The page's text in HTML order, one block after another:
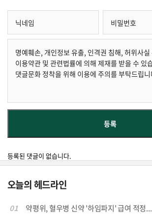
등록된 댓글이 없습니다.
오늘의 헤드라인
01
약평위, 혈우병 신약 '하임파지' 급여 적정...